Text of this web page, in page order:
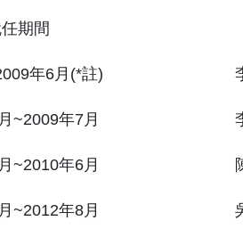
期間
年6月(*註)
~2009年7月
~2010年6月
~2012年8月